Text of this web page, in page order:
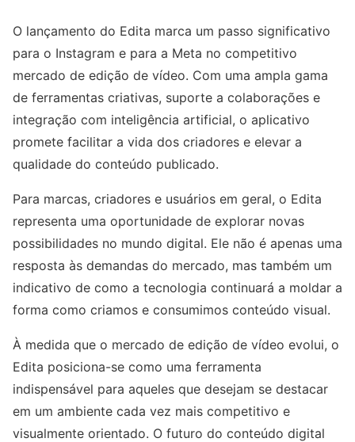
O lançamento do Edita marca um passo significativo
para o Instagram e para a Meta no competitivo
mercado de edição de vídeo. Com uma ampla gama
de ferramentas criativas, suporte a colaborações e
integração com inteligência artificial, o aplicativo
promete facilitar a vida dos criadores e elevar a
qualidade do conteúdo publicado.
Para marcas, criadores e usuários em geral, o Edita
representa uma oportunidade de explorar novas
possibilidades no mundo digital. Ele não é apenas uma
resposta às demandas do mercado, mas também um
indicativo de como a tecnologia continuará a moldar a
forma como criamos e consumimos conteúdo visual.
À medida que o mercado de edição de vídeo evolui, o
Edita posiciona-se como uma ferramenta
indispensável para aqueles que desejam se destacar
em um ambiente cada vez mais competitivo e
visualmente orientado. O futuro do conteúdo digital